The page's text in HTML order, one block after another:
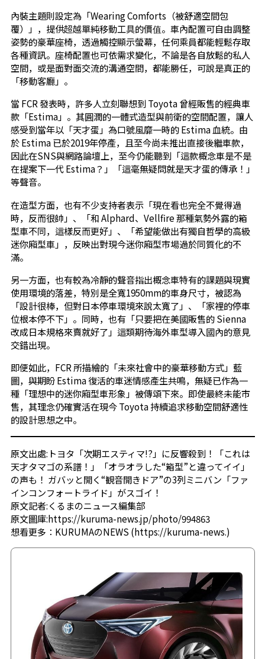
內裝主題則設定為「Wearing Comforts（被舒適空間包
覆）」，提供超越單純移動工具的價值。車內配置可自由調整
姿勢的豪華座椅，透過觸控顯示螢幕，任何乘員都能輕鬆存取
各種資訊。座椅配置也可依需求變化，不論是各自放鬆的私人
空間，或是面對面交流的溝通空間，都能勝任，可說是真正的
「移動客廳」。
當 FCR 發表時，許多人立刻聯想到 Toyota 曾經販售的經典車
款「Estima」。其圓潤的一體式造型與前衛的空間配置，讓人
感受到當年以「天才蛋」為口號風靡一時的 Estima 血統。由
於 Estima 已於2019年停產，且至今尚未推出直接後繼車款，
因此在SNS與網路論壇上，至今仍能聽到「這款概念車是不是
在提案下一代 Estima？」「這毫無疑問就是天才蛋的傳承！」
等聲音。
在造型方面，也有不少支持者表示「現在看也完全不覺得過
時，反而很帥」、「和 Alphard、Vellfire 那種氣勢外露的箱
型車不同，這樣反而更好」、「希望能做出有獨自哲學的高級
迷你廂型車」，反映出對現今迷你廂型市場過於同質化的不
滿。
另一方面，也有較為冷靜的聲音指出概念車特有的課題與現實
使用環境的落差，特別是全寬1950mm的車身尺寸，被認為
「設計很棒，但對日本停車環境來說太寬了」、「家裡的停車
位根本停不下」。同時，也有「只要把在美國販售的 Sienna
改成日本規格來賣就好了」這類期待海外車型導入國內的意見
交錯出現。
即便如此，FCR 所描繪的「未來社會中的豪華移動方式」藍
圖，與期盼 Estima 復活的車迷情感產生共鳴，無疑已作為一
種「理想中的迷你廂型車形象」被傳頌下來。即使最終未能市
售，其理念仍確實活在現今 Toyota 持續追求移動空間舒適性
的設計思想之中。
原文出處: トヨタ「次期エスティマ!?」に反響殺到！「これは
天才タマゴの系譜！」「オラオラした“箱型”と違ってイイ」
の声も！ ガバッと開く“観音開きドア”の3列ミニバン「ファ
インコンフォートライド」がスゴイ！
原文記者:くるまのニュース編集部
原文圖庫:https://kuruma-news.jp/photo/994863
想看更多： KURUMAのNEWS (https://kuruma-news.)